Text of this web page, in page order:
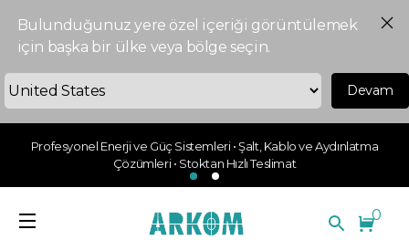
Bulunduğunuz yere özel içeriği görüntülemek
için başka bir ülke veya bölge seçin.
Devam
Profesyonel Enerji ve Güç Sistemleri • Şalt, Kablo ve Aydınlatma
Çözümleri • Stoktan Hızlı Teslimat
0